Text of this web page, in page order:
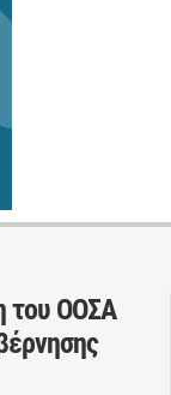
του ΟΟΣΑ